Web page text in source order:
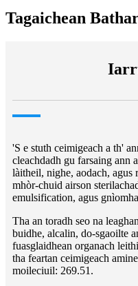
Tagaichean
'S e stuth ceimigeach a th'
cleachdadh gu farsaing ann
làitheil, nighe, aodach, agus
mhòr-chuid airson
emulsification, agus
Tha an toradh seo na
buidhe, alcalin, do-sgaoilte
fuasglaidhean organach
tha feartan ceimigeach
moileciuil: 269.51.